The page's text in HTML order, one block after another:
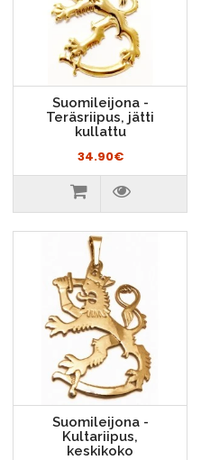
Suomileijona -
Teräsriipus, jätti
kullattu
34.90€
Suomileijona -
Kultariipus,
keskikoko